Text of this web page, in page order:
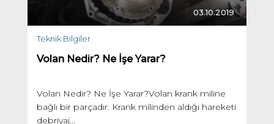
03.10.2019
Teknik Bilgiler
Volan Nedir? Ne İşe Yarar?
Volan Nedir? Ne İşe Yarar?Volan krank miline
bağlı bir parçadır. Krank milinden aldığı hareketi
debriyaj...